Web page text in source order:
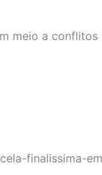
meio a